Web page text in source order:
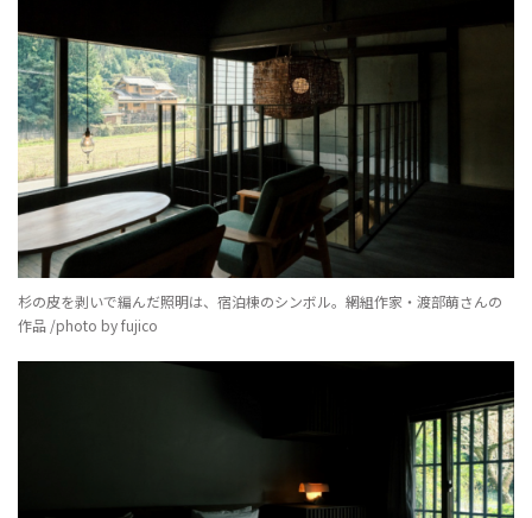
杉の皮を剥いで編んだ照明は、宿泊棟のシンボル。網組作家・渡部萌さんの
作品 /photo by fujico